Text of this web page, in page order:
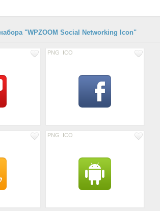
"WPZOOM Social Networking Icon"
PNG ICO
PNG ICO